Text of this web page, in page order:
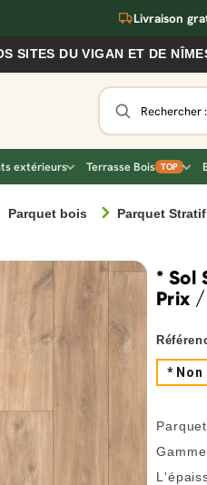
Livraison
ET DE NÎMES
extérieurs Terrasse Bois TOP
Parquet bois Parquet
* Sol
Prix
*